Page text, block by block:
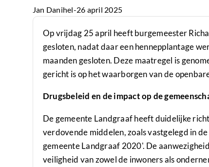
Jan Danihel-26 april 2025
Op vrijdag 25 april heeft burgemeester
gesloten, nadat daar een hennepplantage
maanden gesloten. Deze maatregel is
gericht is op het waarborgen van de
Drugsbeleid en de impact op de
De gemeente Landgraaf heeft duidelijke
verdovende middelen, zoals vastgelegd in
gemeente Landgraaf 2020'. De
veiligheid van zowel de inwoners als